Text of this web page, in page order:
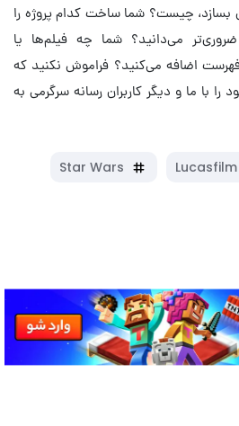
بسازد، چیست؟ شما ساخت کدام پروژه را
می‌دانید؟ شما چه فیلم‌ها یا
اضافه می‌کنید؟ فراموش نکنید که
با ما و دیگر کاربران رسانه سرگرمی به
Lucasfilm
Star Wars